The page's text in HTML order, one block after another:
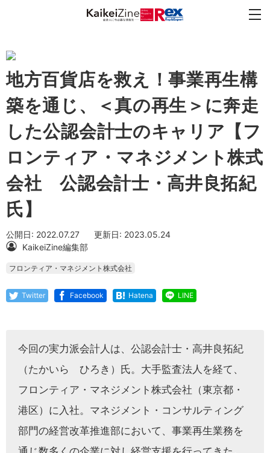
地方百貨店を救え！事業再生構
築を通じ、＜真の再生＞に奔走
した公認会計士のキャリア【フ
ロンティア・マネジメント株式
会社 公認会計士・高井良拓紀
氏】
公開日: 2022.07.27
更新日: 2023.05.24
KaikeiZine編集部
フロンティア・マネジメント株式会社
Twitter Facebook Hatena LINE
今回の実力派会計人は、公認会計士・高井良拓紀
（たかいら ひろき）氏。大手監査法人を経て、
フロンティア・マネジメント株式会社（東京都・
港区）に入社。マネジメント・コンサルティング
部門の経営改革推進部において、事業再生業務を